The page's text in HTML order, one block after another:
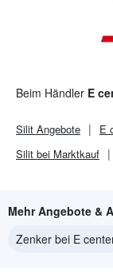
Beim Händler E
Silit Angebote E
Silit bei Marktkauf
Mehr Angebote &
Zenker bei E